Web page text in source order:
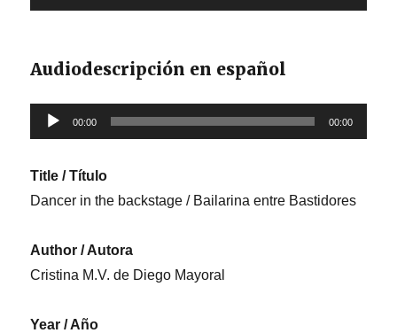
de
Audiodescripción en español
Reproductor
de
00:00 00:00
Title / Título
Dancer in the backstage / Bailarina entre Bastidores
Author / Autora
Cristina M.V. de Diego Mayoral
Year / Año